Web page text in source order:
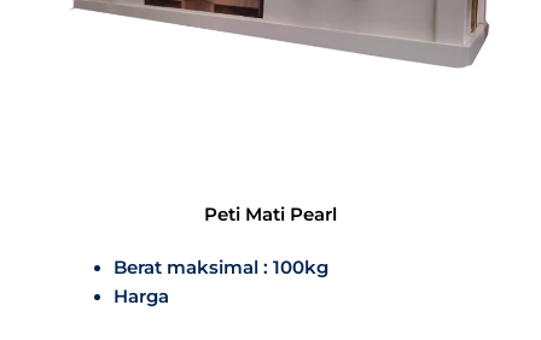
Peti Mati Pearl
Berat maksimal : 100kg
Harga